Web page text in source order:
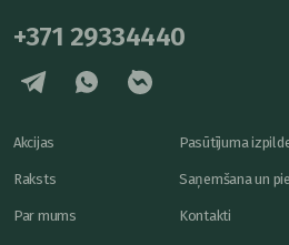
+371 29334440
Akcijas
Raksts
Par mums
Pasūtījuma
Saņemšana un
Kontakti